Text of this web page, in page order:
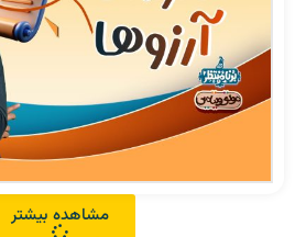
مشاهده بیشتر